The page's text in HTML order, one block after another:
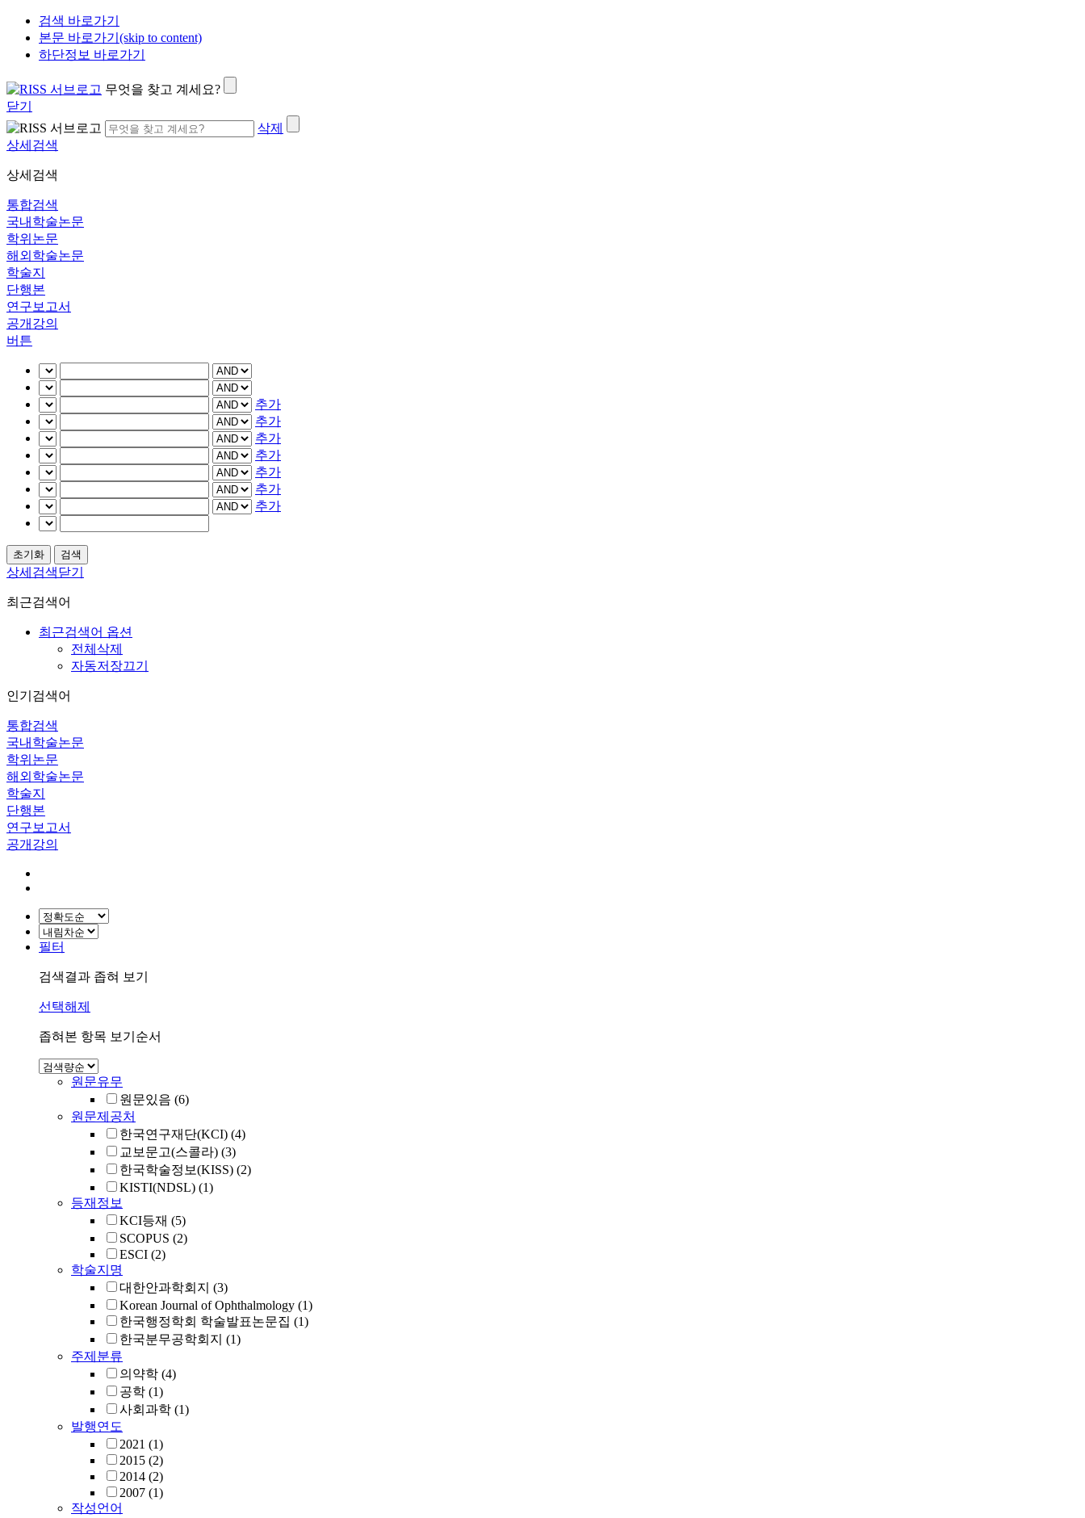
검색 바로가기
본문 바로가기(skip to content)
하단정보 바로가기
무엇을 찾고 계세요?
닫기
삭제
상세검색
상세검색
통합검색
국내학술논문
학위논문
해외학술논문
학술지
단행본
연구보고서
공개강의
버튼
추가
추가
추가
추가
추가
추가
추가
상세검색닫기
최근검색어
최근검색어 옵션
전체삭제
자동저장끄기
인기검색어
통합검색
국내학술논문
학위논문
해외학술논문
학술지
단행본
연구보고서
공개강의
필터
검색결과 좁혀 보기
선택해제
좁혀본 항목 보기순서
원문유무
원문있음 (6)
원문제공처
한국연구재단(KCI) (4)
교보문고(스콜라) (3)
한국학술정보(KISS) (2)
KISTI(NDSL) (1)
등재정보
KCI등재 (5)
SCOPUS (2)
ESCI (2)
학술지명
대한안과학회지 (3)
Korean Journal of Ophthalmology (1)
한국행정학회 학술발표논문집 (1)
한국분무공학회지 (1)
주제분류
의약학 (4)
공학 (1)
사회과학 (1)
발행연도
2021 (1)
2015 (2)
2014 (2)
2007 (1)
작성언어